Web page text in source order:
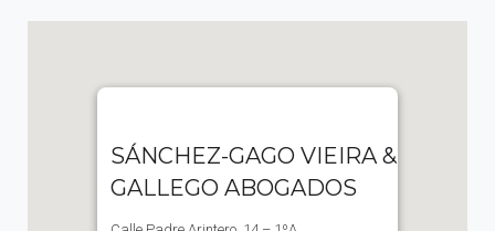
SÁNCHEZ-GAGO VIEIRA &
GALLEGO ABOGADOS